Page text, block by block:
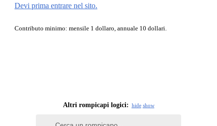
Devi prima entrare nel sito.
Contributo minimo: mensile 1 dollaro, annuale 10 dollari.
Altri rompicapi logici: hide show